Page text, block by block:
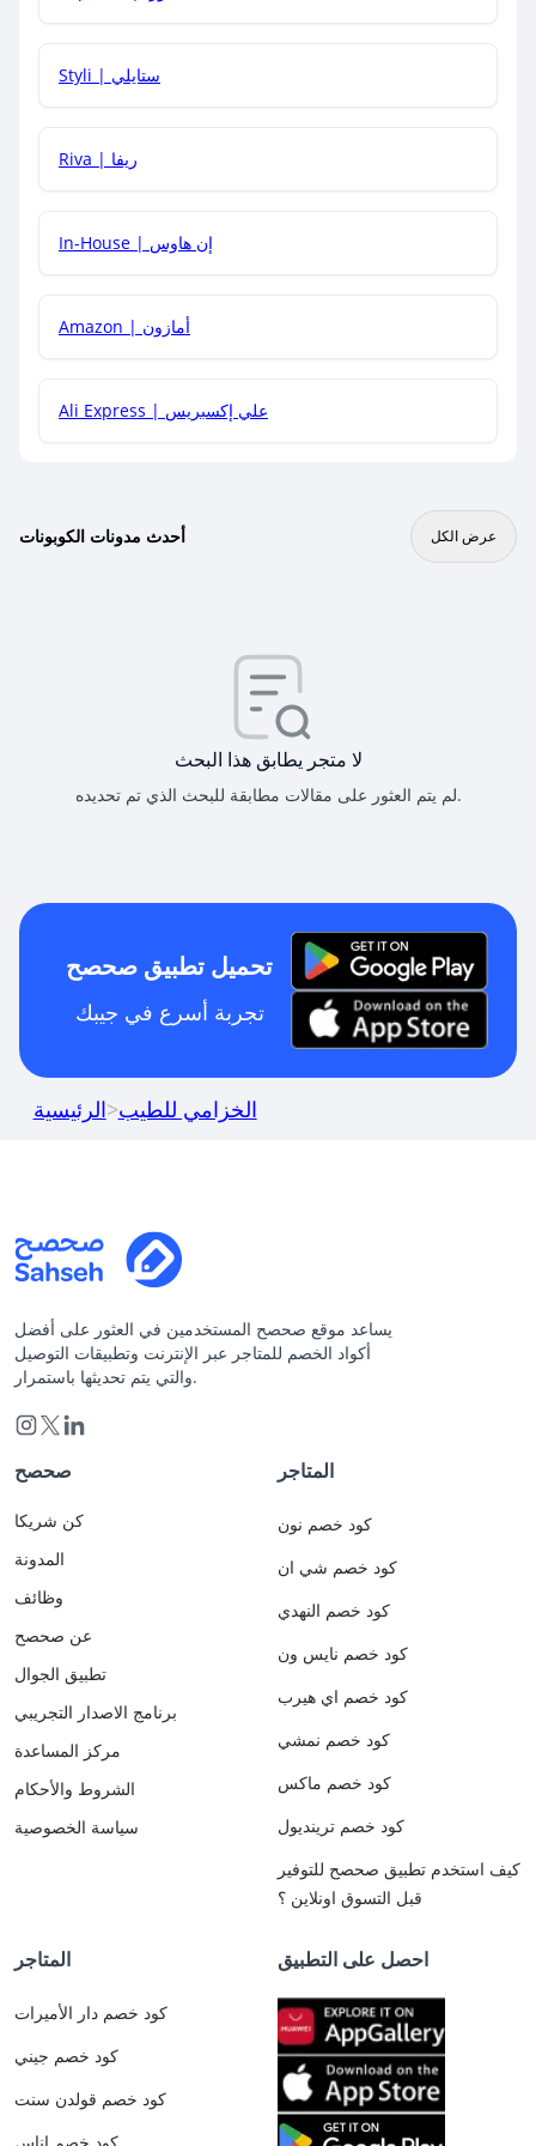
هل يمكنني جمع كود خصم مع العروض الأخرى؟
Styli | ستايلي
Riva | ريفا
In-House | إن هاوس
Amazon | أمازون
Ali Express | علي إكسبريس
أحدث مدونات الكوبونات عرض الكل
لا متجر يطابق هذا البحث
لم يتم العثور على مقالات مطابقة للبحث الذي تم تحديده.
تحميل تطبيق صحصح
تجربة أسرع في جيبك
الرئيسية>الخزامي للطيب
يساعد موقع صحصح المستخدمين في العثور على أفضل
أكواد الخصم للمتاجر عبر الإنترنت وتطبيقات التوصيل
والتي يتم تحديثها باستمرار.
صحصح
كن شريكا
المدونة
وظائف
عن صحصح
تطبيق الجوال
برنامج الاصدار التجريبي
مركز المساعدة
الشروط والأحكام
سياسة الخصوصية
المتاجر
كود خصم نون
كود خصم شي ان
كود خصم النهدي
كود خصم نايس ون
كود خصم اي هيرب
كود خصم نمشي
كود خصم ماكس
كود خصم ترينديول
كيف استخدم تطبيق صحصح للتوفير
قبل التسوق اونلاين ؟
المتاجر
كود خصم دار الأميرات
كود خصم جيني
كود خصم قولدن سنت
احصل على التطبيق